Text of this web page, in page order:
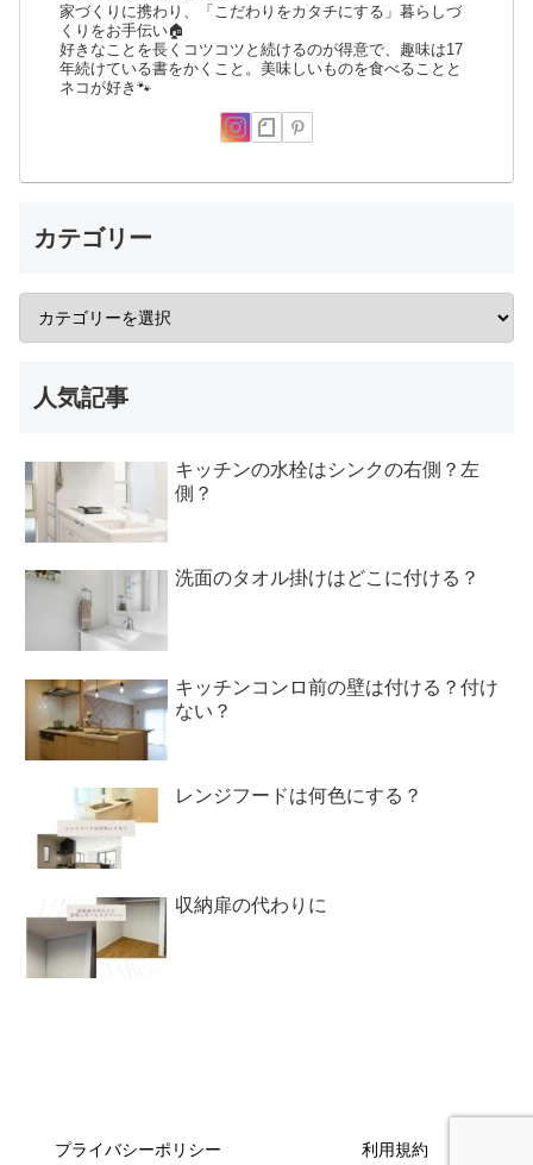
家づくりに携わり、「こだわりをカタチにする」暮らしづ
くりをお手伝い🏠
好きなことを長くコツコツと続けるのが得意で、趣味は17
年続けている書をかくこと。美味しいものを食べることと
ネコが好き🐾
カテゴリー
人気記事
キッチンの水栓はシンクの右側？左
側？
洗面のタオル掛けはどこに付ける？
キッチンコンロ前の壁は付ける？付け
ない？
レンジフードは何色にする？
収納扉の代わりに
プライバシーポリシー 利用規約